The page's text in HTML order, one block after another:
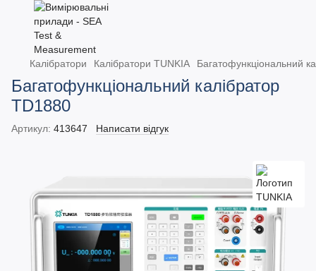
Калібратори Калібратори TUNKIA Багатофункціональний
Багатофункціональний калібратор
TD1880
Артикул: 413647 Написати відгук